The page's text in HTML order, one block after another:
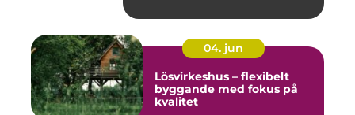
04. jun
Lösvirkeshus – flexibelt
byggande med fokus på
kvalitet